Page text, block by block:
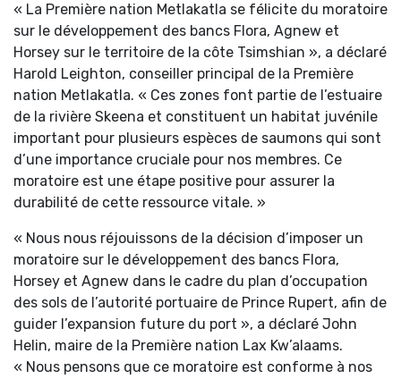
« La Première nation Metlakatla se félicite du moratoire
sur le développement des bancs Flora, Agnew et
Horsey sur le territoire de la côte Tsimshian », a déclaré
Harold Leighton, conseiller principal de la Première
nation Metlakatla. « Ces zones font partie de l’estuaire
de la rivière Skeena et constituent un habitat juvénile
important pour plusieurs espèces de saumons qui sont
d’une importance cruciale pour nos membres. Ce
moratoire est une étape positive pour assurer la
durabilité de cette ressource vitale. »
« Nous nous réjouissons de la décision d’imposer un
moratoire sur le développement des bancs Flora,
Horsey et Agnew dans le cadre du plan d’occupation
des sols de l’autorité portuaire de Prince Rupert, afin de
guider l’expansion future du port », a déclaré John
Helin, maire de la Première nation Lax Kw’alaams.
« Nous pensons que ce moratoire est conforme à nos